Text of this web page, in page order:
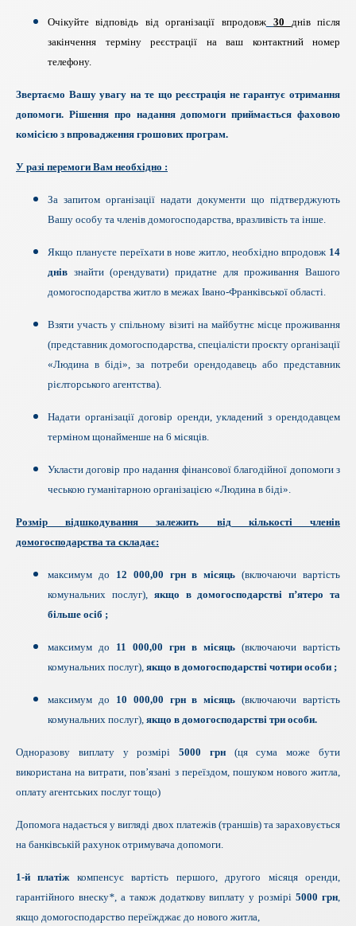
Очікуйте відповідь від організації впродовж 30 днів після
закінчення терміну реєстрації на ваш контактний номер
телефону.
Звертаємо Вашу увагу на те що реєстрація не гарантує отримання
допомоги. Рішення про надання допомоги приймається фаховою
комісією з впровадження грошових програм.
У разі перемоги Вам необхідно :
За запитом організації надати документи що підтверджують
Вашу особу та членів домогосподарства, вразливість та інше.
Якщо плануєте переїхати в нове житло, необхідно впродовж 14
днів знайти (орендувати) придатне для проживання Вашого
домогосподарства житло в межах Івано-Франківської області.
Взяти участь у спільному візиті на майбутнє місце проживання
(представник домогосподарства, спеціалісти проєкту організації
«Людина в біді», за потреби орендодавець або представник
рієлторського агентства).
Надати організації договір оренди, укладений з орендодавцем
терміном щонайменше на 6 місяців.
Укласти договір про надання фінансової благодійної допомоги з
чеською гуманітарною організацією «Людина в біді».
Розмір відшкодування залежить від кількості членів
домогосподарства та складає:
максимум до 12 000,00 грн в місяць (включаючи вартість
комунальних послуг), якщо в домогосподарстві п’ятеро та
більше осіб ;
максимум до 11 000,00 грн в місяць (включаючи вартість
комунальних послуг), якщо в домогосподарстві чотири особи ;
максимум до 10 000,00 грн в місяць (включаючи вартість
комунальних послуг), якщо в домогосподарстві три особи.
Одноразову виплату у розмірі5000 грн(ця сума може бути
використана на витрати, пов’язані з переїздом, пошуком нового житла,
оплату агентських послуг тощо)
Допомога надається у вигляді двох платежів (траншів) та зараховується
на банківській рахунок отримувача допомоги.
1-й платіжкомпенсує вартість першого, другого місяця оренди,
гарантійного внеску*, а також додаткову виплату у розмірі5000 грн,
якщо домогосподарство переїжджає до нового житла,